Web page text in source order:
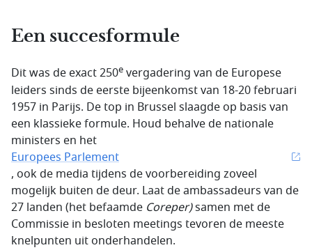
Een succesformule
Dit was de exact 250e vergadering van de Europese
leiders sinds de eerste bijeenkomst van 18-20 februari
1957 in Parijs. De top in Brussel slaagde op basis van
een klassieke formule. Houd behalve de nationale
ministers en het
Europees Parlement
, ook de media tijdens de voorbereiding zoveel
mogelijk buiten de deur. Laat de ambassadeurs van de
27 landen (het befaamde Coreper)samen met de
Commissie in besloten meetings tevoren de meeste
knelpunten uit onderhandelen.